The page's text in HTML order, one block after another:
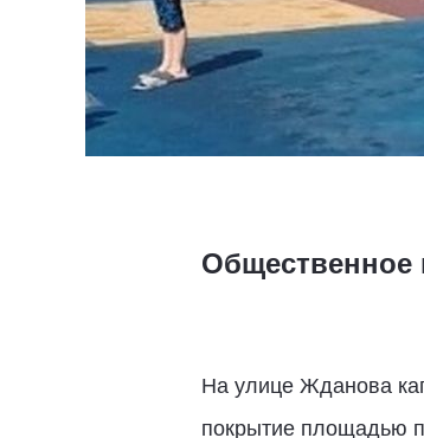
Общественное
На улице Жданова
покрытие площадью